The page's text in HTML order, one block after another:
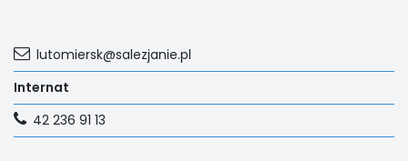
lutomiersk@salezjanie.pl
Internat
42 236 91 13